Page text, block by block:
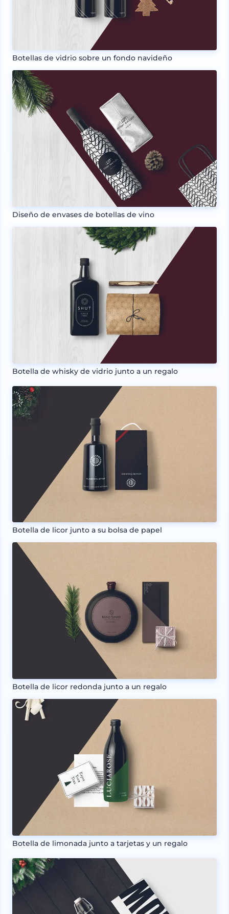
Botellas de vidrio sobre un fondo navideño
Diseño de envases de botellas de vino
Botella de whisky de vidrio junto a un regalo
Botella de licor junto a su bolsa de papel
Botella de licor redonda junto a un regalo
Botella de limonada junto a tarjetas y un regalo